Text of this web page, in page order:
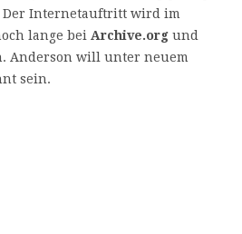
Der Internetauftritt wird im
lange bei Archive.orgund
Anderson will unter neuem
sein.